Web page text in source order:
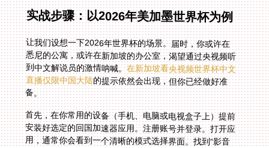
实战步骤：以2026年美加墨世界杯为例
让我们设想一下2026年世界杯的场景。届时，你或许在
悉尼的公寓，或许在新加坡的办公室，渴望通过央视频听
到中文解说员的激情呐喊。在新加坡看央视频世界杯中文
直播仅限中国大陆的提示依然会出现，但你已经做好准
备。
首先，在你常用的设备（手机、电脑或电视盒子上）提前
安装好选定的回国加速器应用。注册账号并登录。打开应
用，通常你会看到一个清晰的模式选择界面。找到“影音
加速”或“回国模式”的选项并启用。系统大概率会自动为你
选择最优节点，你也可以在节点列表里手动选择标注